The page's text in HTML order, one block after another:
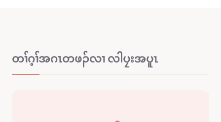
တၢ်ဂ့ၢ်အဂၤတဖၣ်လၢ လါပၠးအပူၤ